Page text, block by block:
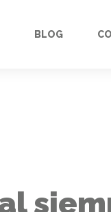
BLOG